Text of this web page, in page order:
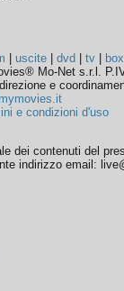
|uscite |dvd |tv
Mo-Net s.r.l.
e
e condizioni d'uso
dei contenuti del
indirizzo email: